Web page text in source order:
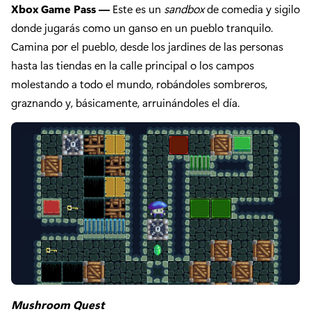
Xbox Game Pass —Este es un sandboxde comedia y sigilo
donde jugarás como un ganso en un pueblo tranquilo.
Camina por el pueblo, desde los jardines de las personas
hasta las tiendas en la calle principal o los campos
molestando a todo el mundo, robándoles sombreros,
graznando y, básicamente, arruinándoles el día.
Mushroom Quest